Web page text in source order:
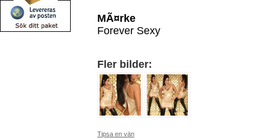
MÃ¤rke
Forever Sexy
Fler bilder:
Tipsa en vän